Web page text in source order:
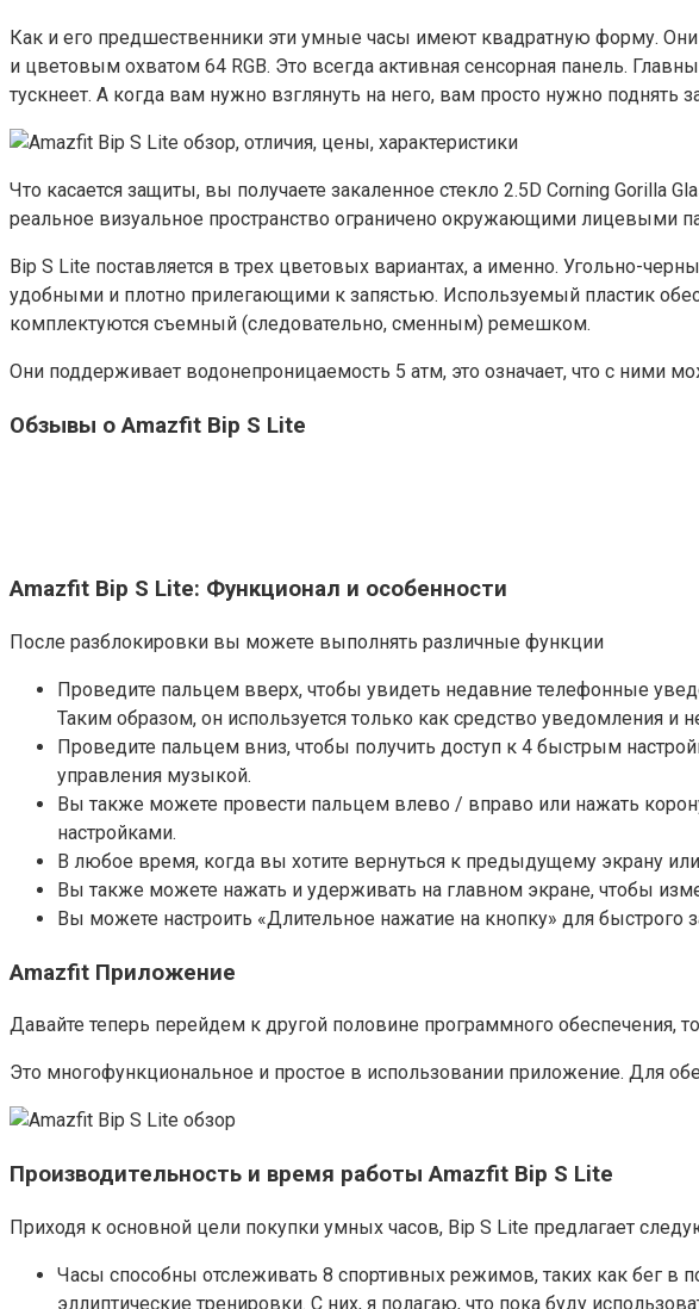
Как и его предшественники эти умные часы имеют квадратную форму.
и цветовым охватом 64 RGB. Это всегда активная сенсорная панель.
тускнеет. А когда вам нужно взглянуть на него, вам просто нужно поднять
Что касается защиты, вы получаете закаленное стекло 2.5D Corning
реальное визуальное пространство ограничено окружающими лицевыми
Bip S Lite поставляется в трех цветовых вариантах, а именно. Угольно-
удобными и плотно прилегающими к запястью. Используемый пластик
комплектуются съемный (следовательно, сменным) ремешком.
Они поддерживает водонепроницаемость 5 атм, это означает, что с ними
Обзывы о Amazfit Bip S Lite
Amazfit Bip S Lite: Функционал и особенности
После разблокировки вы можете выполнять различные функции
Проведите пальцем вверх, чтобы увидеть недавние телефонные
Таким образом, он используется только как средство уведомления и
Проведите пальцем вниз, чтобы получить доступ к 4 быстрым
управления музыкой.
Вы также можете провести пальцем влево / вправо или нажать
настройками.
В любое время, когда вы хотите вернуться к предыдущему экрану
Вы также можете нажать и удерживать на главном экране, чтобы
Вы можете настроить «Длительное нажатие на кнопку» для быстрого
Amazfit Приложение
Давайте теперь перейдем к другой половине программного обеспечения,
Это многофункциональное и простое в использовании приложение. Для
Производительность и время работы Amazfit Bip S Lite
Приходя к основной цели покупки умных часов, Bip S Lite предлагает
Часы способны отслеживать 8 спортивных режимов, таких как бег в
эллиптические тренировки. С них, я полагаю, что пока буду